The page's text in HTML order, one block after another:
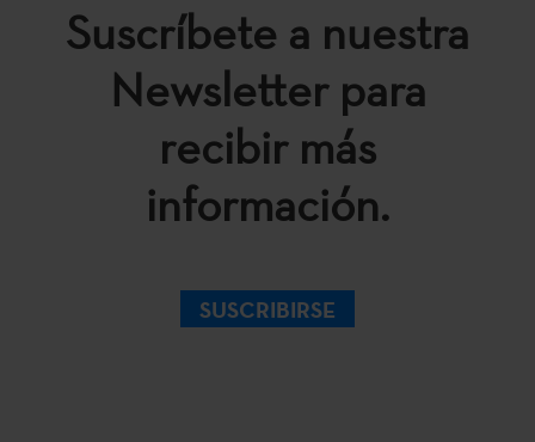
Suscríbete a nuestra
Newsletter para
recibir más
información.
SUSCRIBIRSE